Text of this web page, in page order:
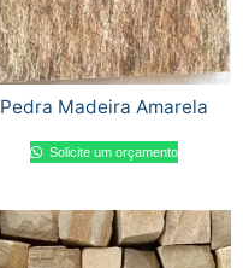
Pedra Madeira Amarela
Solicite um orçamento